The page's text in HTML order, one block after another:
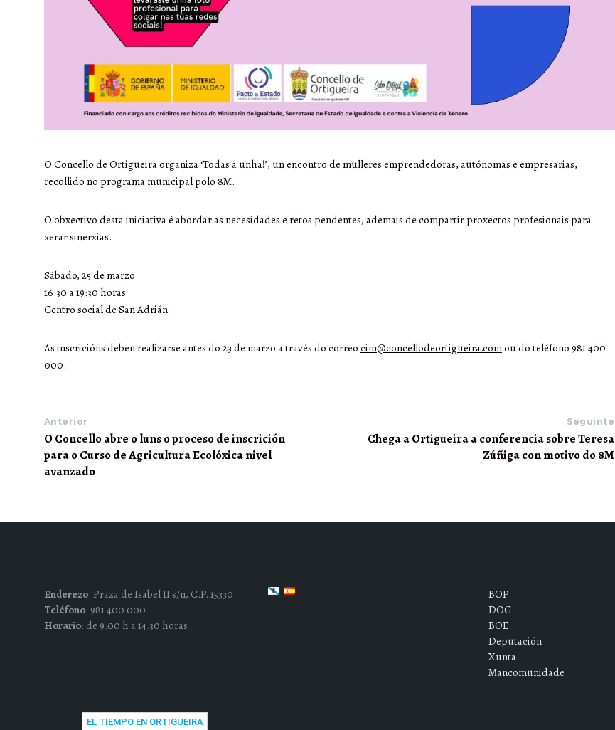
O Concello de Ortigueira organiza ‘Todas a unha!’, un encontro de mulleres emprendedoras, autónomas e empresarias,
recollido no programa municipal polo 8M.
O obxectivo desta iniciativa é abordar as necesidades e retos pendentes, ademais de compartir proxectos profesionais para
xerar sinerxias.
Sábado, 25 de marzo
16:30 a 19:30 horas
Centro social de San Adrián
As inscricións deben realizarse antes do 23 de marzo a través do correo cim@concellodeortigueira.comou do teléfono 981 400
000.
Anterior
O Concello abre o luns o proceso de inscrición
para o Curso de Agricultura Ecolóxica nivel
avanzado
Seguinte
Chega a Ortigueira a conferencia sobre Teresa
Zúñiga con motivo do 8M
Enderezo: Praza de Isabel II s/n, C.P. 15330
Teléfono: 981 400 000
Horario: de 9.00 h a 14.30 horas
BOP
DOG
BOE
Deputación
Xunta
Mancomunidade